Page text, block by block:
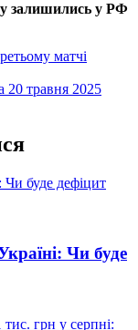
залишились у РФ
матчі
20 травня 2025
Чи буде